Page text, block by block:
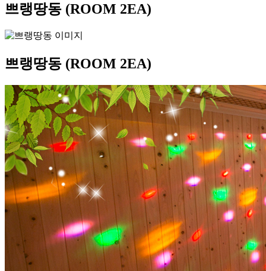
쁘랭땅동 (ROOM 2EA)
쁘랭땅동 (ROOM 2EA)